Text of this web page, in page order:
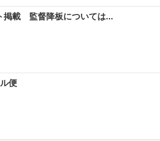
掲載 監督降板については...
便